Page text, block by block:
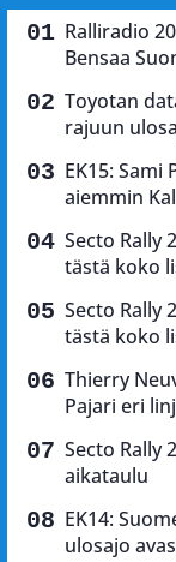
Ralliradio
Bensaa
Toyotan
rajuun
EK15:
aiemmin
Secto Rally
tästä koko
Secto Rally
tästä koko
Thierry
Pajari eri
Secto Rally
aikataulu
EK14:
ulosajo